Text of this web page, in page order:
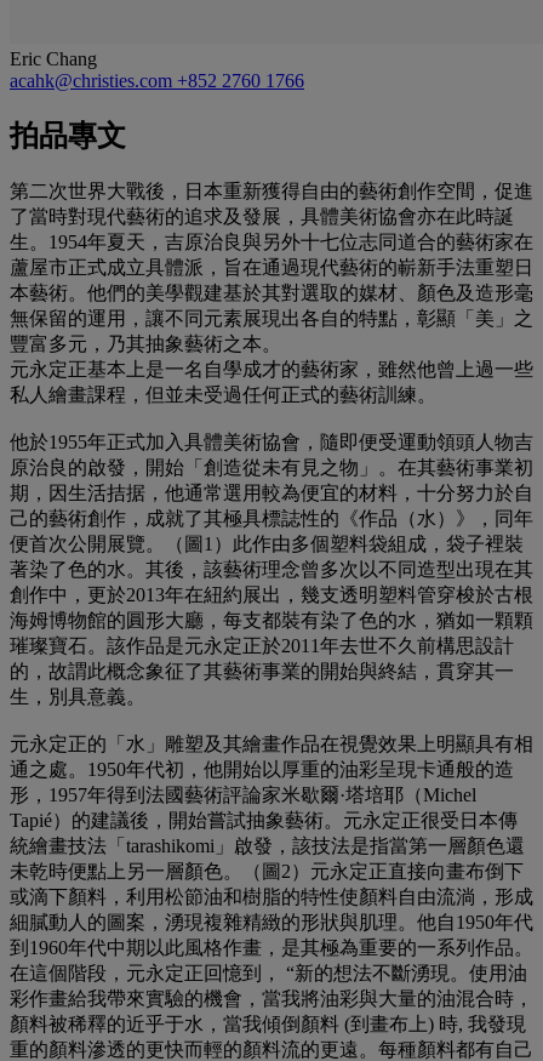
Eric Chang
acahk@christies.com +852 2760 1766
拍品專文
第二次世界大戰後，日本重新獲得自由的藝術創作空間，促進
了當時對現代藝術的追求及發展，具體美術協會亦在此時誕
生。1954年夏天，吉原治良與另外十七位志同道合的藝術家在
蘆屋市正式成立具體派，旨在通過現代藝術的嶄新手法重塑日
本藝術。他們的美學觀建基於其對選取的媒材、顏色及造形毫
無保留的運用，讓不同元素展現出各自的特點，彰顯「美」之
豐富多元，乃其抽象藝術之本。
元永定正基本上是一名自學成才的藝術家，雖然他曾上過一些
私人繪畫課程，但並未受過任何正式的藝術訓練。
他於1955年正式加入具體美術協會，隨即便受運動領頭人物吉
原治良的啟發，開始「創造從未有見之物」。在其藝術事業初
期，因生活拮据，他通常選用較為便宜的材料，十分努力於自
己的藝術創作，成就了其極具標誌性的《作品（水）》，同年
便首次公開展覽。（圖1）此作由多個塑料袋組成，袋子裡裝
著染了色的水。其後，該藝術理念曾多次以不同造型出現在其
創作中，更於2013年在紐約展出，幾支透明塑料管穿梭於古根
海姆博物館的圓形大廳，每支都裝有染了色的水，猶如一顆顆
璀璨寶石。該作品是元永定正於2011年去世不久前構思設計
的，故謂此概念象征了其藝術事業的開始與終結，貫穿其一
生，別具意義。
元永定正的「水」雕塑及其繪畫作品在視覺效果上明顯具有相
通之處。1950年代初，他開始以厚重的油彩呈現卡通般的造
形，1957年得到法國藝術評論家米歇爾·塔培耶（Michel
Tapié）的建議後，開始嘗試抽象藝術。元永定正很受日本傳
統繪畫技法「tarashikomi」啟發，該技法是指當第一層顏色還
未乾時便點上另一層顏色。（圖2）元永定正直接向畫布倒下
或滴下顏料，利用松節油和樹脂的特性使顏料自由流淌，形成
細膩動人的圖案，湧現複雜精緻的形狀與肌理。他自1950年代
到1960年代中期以此風格作畫，是其極為重要的一系列作品。
在這個階段，元永定正回憶到， “新的想法不斷湧現。使用油
彩作畫給我帶來實驗的機會，當我將油彩與大量的油混合時，
顏料被稀釋的近乎于水，當我傾倒顏料 (到畫布上) 時, 我發現
重的顏料滲透的更快而輕的顏料流的更遠。每種顏料都有自己